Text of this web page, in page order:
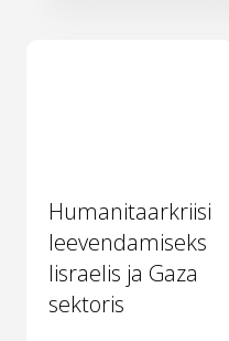
Humanitaarkriisi
leevendamiseks
Iisraelis ja Gaza
sektoris